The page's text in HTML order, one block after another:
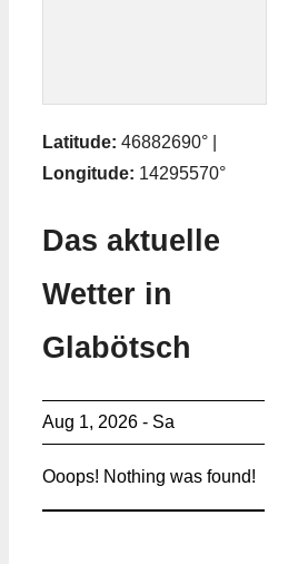
Latitude: 46882690° |
Longitude: 14295570°
Das aktuelle
Wetter in
Glabötsch
Aug 1, 2026 - Sa
Ooops! Nothing was found!